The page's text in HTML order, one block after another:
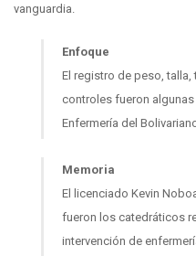
vanguardia.
Enfoque
El registro de peso,
controles fueron
Enfermería del
Memoria
El licenciado Kevin
fueron los catedráticos
intervención de